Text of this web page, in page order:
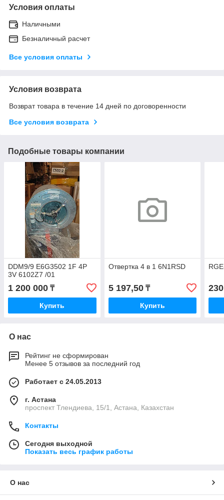
Условия оплаты
Наличными
Безналичный расчет
Все условия оплаты
Условия возврата
Возврат товара в течение 14 дней по договоренности
Все условия возврата
Подобные товары компании
DDM9/9 E6G3502 1F 4P
3V 6102Z7 /01
1 200 000 ₸
Купить
Отвертка 4 в 1 6N1RSD
5 197,50₸
Купить
О нас
Рейтинг не сформирован
Менее 5 отзывов за последний год
Работает с 24.05.2013
г. Астана
проспект Тлендиева, 15/1, Астана, Казахстан
Контакты
Сегодня выходной
Показать весь график работы
О нас